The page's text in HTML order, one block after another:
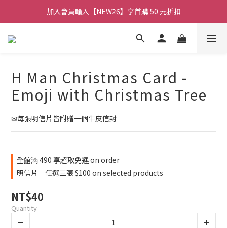
🚚 全館消費滿 $490 超取免運
加入會員輸入【NEW26】享首購 50 元折扣
【官網限定】H仔壓克力吊飾買三送一
H Man Christmas Card -
Emoji with Christmas Tree
✉每張明信片皆附贈一個牛皮信封
全館滿 490 享超取免運 on order
明信片｜任選三張 $100 on selected products
NT$40
Quantity